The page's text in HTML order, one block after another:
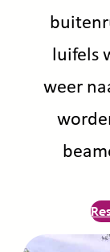
luifels
weer